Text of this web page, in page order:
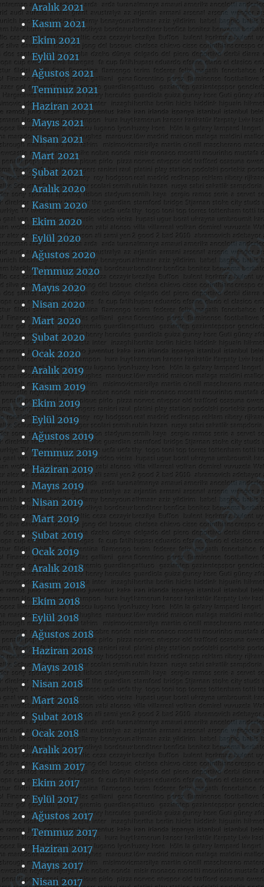
Aralık 2021
Kasım 2021
Ekim 2021
Eylül 2021
Ağustos 2021
Temmuz 2021
Haziran 2021
Mayıs 2021
Nisan 2021
Mart 2021
Şubat 2021
Aralık 2020
Kasım 2020
Ekim 2020
Eylül 2020
Ağustos 2020
Temmuz 2020
Mayıs 2020
Nisan 2020
Mart 2020
Şubat 2020
Ocak 2020
Aralık 2019
Kasım 2019
Ekim 2019
Eylül 2019
Ağustos 2019
Temmuz 2019
Haziran 2019
Mayıs 2019
Nisan 2019
Mart 2019
Şubat 2019
Ocak 2019
Aralık 2018
Kasım 2018
Ekim 2018
Eylül 2018
Ağustos 2018
Haziran 2018
Mayıs 2018
Nisan 2018
Mart 2018
Şubat 2018
Ocak 2018
Aralık 2017
Kasım 2017
Ekim 2017
Eylül 2017
Ağustos 2017
Temmuz 2017
Haziran 2017
Mayıs 2017
Nisan 2017